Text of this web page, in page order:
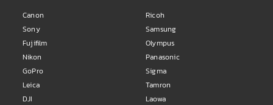
Canon
Sony
Fujifilm
Nikon
GoPro
Leica
DJI
Ricoh
Samsung
Olympus
Panasonic
Sigma
Tamron
Laowa